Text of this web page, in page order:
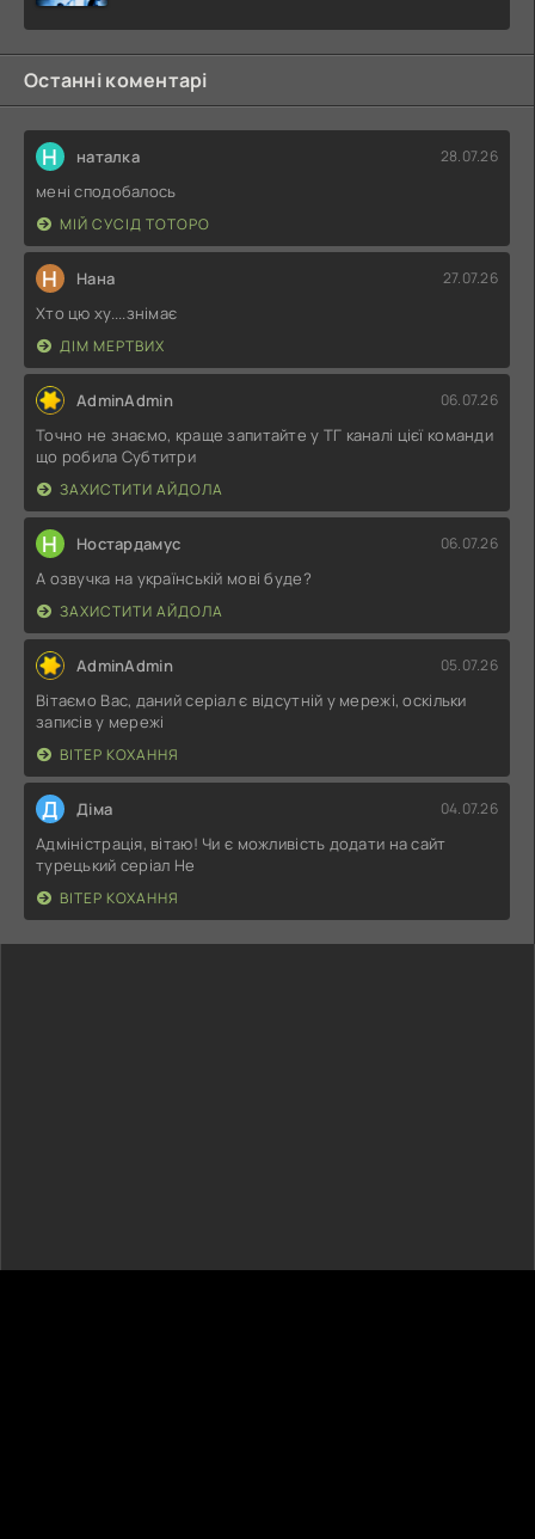
Останні коментарі
Н наталка 28.07.26
мені сподобалось
МІЙ СУСІД ТОТОРО
Н Нана 27.07.26
Хто цю ху....знімає
ДІМ МЕРТВИХ
AdminAdmin 06.07.26
Точно не знаємо, краще запитайте у ТГ каналі цієї команди
що робила Субтитри
ЗАХИСТИТИ АЙДОЛА
Н Ностардамус 06.07.26
А озвучка на українській мові буде?
ЗАХИСТИТИ АЙДОЛА
AdminAdmin 05.07.26
Вітаємо Вас, даний серіал є відсутній у мережі, оскільки
записів у мережі
ВІТЕР КОХАННЯ
Д Діма 04.07.26
Адміністрація, вітаю! Чи є можливість додати на сайт
турецький серіал Не
ВІТЕР КОХАННЯ